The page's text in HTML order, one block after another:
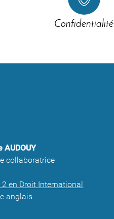
Confidentialité
AUDOUY
collaboratrice
2 en Droit International
anglais